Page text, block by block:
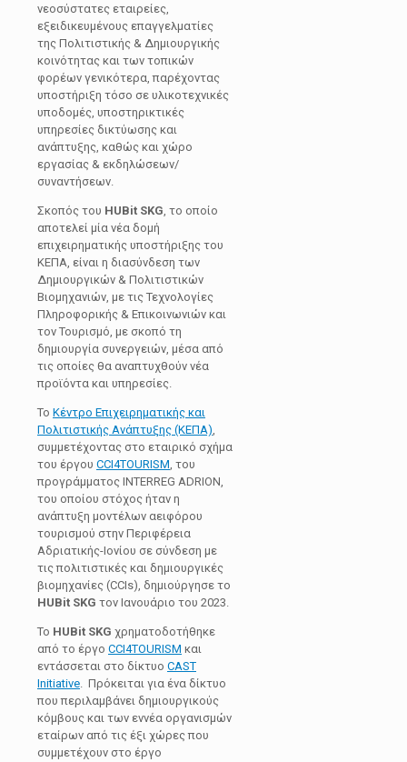
νεοσύστατες εταιρείες,
εξειδικευμένους επαγγελματίες
της Πολιτιστικής & Δημιουργικής
κοινότητας και των τοπικών
φορέων γενικότερα, παρέχοντας
υποστήριξη τόσο σε υλικοτεχνικές
υποδομές, υποστηρικτικές
υπηρεσίες δικτύωσης και
ανάπτυξης, καθώς και χώρο
εργασίας & εκδηλώσεων/
συναντήσεων.
Σκοπός του HUBit SKG, το οποίο
αποτελεί μία νέα δομή
επιχειρηματικής υποστήριξης του
ΚΕΠΑ, είναι η διασύνδεση των
Δημιουργικών & Πολιτιστικών
Βιομηχανιών, με τις Τεχνολογίες
Πληροφορικής & Επικοινωνιών και
τον Τουρισμό, με σκοπό τη
δημιουργία συνεργειών, μέσα από
τις οποίες θα αναπτυχθούν νέα
προϊόντα και υπηρεσίες.
Το Κέντρο Επιχειρηματικής και
Πολιτιστικής Ανάπτυξης (ΚΕΠΑ),
συμμετέχοντας στο εταιρικό σχήμα
του έργου CCI4TOURISM, του
προγράμματος INTERREG ADRION,
του οποίου στόχος ήταν η
ανάπτυξη μοντέλων αειφόρου
τουρισμού στην Περιφέρεια
Αδριατικής-Ιονίου σε σύνδεση με
τις πολιτιστικές και δημιουργικές
βιομηχανίες (CCIs), δημιούργησε το
HUBit SKG τον Ιανουάριο του 2023.
Το HUBit SKG χρηματοδοτήθηκε
από το έργο CCI4TOURISM και
εντάσσεται στο δίκτυο CAST
Initiative. Πρόκειται για ένα δίκτυο
που περιλαμβάνει δημιουργικούς
κόμβους και των εννέα οργανισμών
εταίρων από τις έξι χώρες που
συμμετέχουν στο έργο